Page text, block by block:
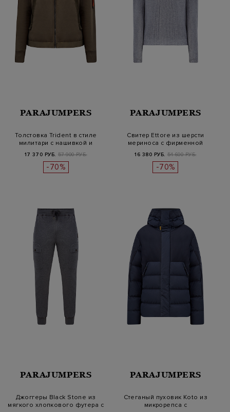
PARAJUMPERS
Толстовка Trident в стиле
милитари с нашивкой и
съемны…
17 370 РУБ. 57 900 РУБ.
-70%
PARAJUMPERS
Свитер Ettore из шерсти
мериноса с фирменной
нашивкой
16 380 РУБ. 54 600 РУБ.
-70%
PARAJUMPERS
Джоггеры Black Stone из
мягкого хлопкового футера с
PARAJUMPERS
Стеганый пуховик Koto из
микрорепса с